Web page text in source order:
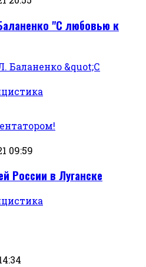
"С любовью к
09:59
России в Луганске